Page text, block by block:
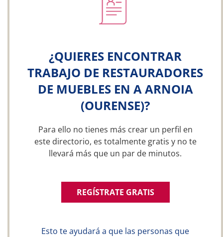
¿QUIERES ENCONTRAR
TRABAJO DE RESTAURADORES
DE MUEBLES EN A ARNOIA
(OURENSE)?
Para ello no tienes más crear un perfil en
este directorio, es totalmente gratis y no te
llevará más que un par de minutos.
REGÍSTRATE GRATIS
Esto te ayudará a que las personas que